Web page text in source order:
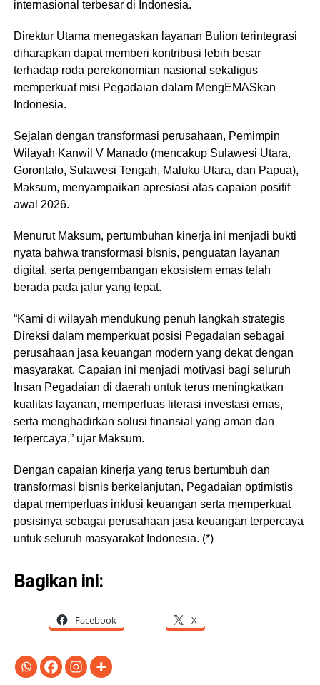
internasional terbesar di Indonesia.
Direktur Utama menegaskan layanan Bulion terintegrasi
diharapkan dapat memberi kontribusi lebih besar
terhadap roda perekonomian nasional sekaligus
memperkuat misi Pegadaian dalam MengEMASkan
Indonesia.
Sejalan dengan transformasi perusahaan, Pemimpin
Wilayah Kanwil V Manado (mencakup Sulawesi Utara,
Gorontalo, Sulawesi Tengah, Maluku Utara, dan Papua),
Maksum, menyampaikan apresiasi atas capaian positif
awal 2026.
Menurut Maksum, pertumbuhan kinerja ini menjadi bukti
nyata bahwa transformasi bisnis, penguatan layanan
digital, serta pengembangan ekosistem emas telah
berada pada jalur yang tepat.
“Kami di wilayah mendukung penuh langkah strategis
Direksi dalam memperkuat posisi Pegadaian sebagai
perusahaan jasa keuangan modern yang dekat dengan
masyarakat. Capaian ini menjadi motivasi bagi seluruh
Insan Pegadaian di daerah untuk terus meningkatkan
kualitas layanan, memperluas literasi investasi emas,
serta menghadirkan solusi finansial yang aman dan
terpercaya,” ujar Maksum.
Dengan capaian kinerja yang terus bertumbuh dan
transformasi bisnis berkelanjutan, Pegadaian optimistis
dapat memperluas inklusi keuangan serta memperkuat
posisinya sebagai perusahaan jasa keuangan terpercaya
untuk seluruh masyarakat Indonesia. (*)
Bagikan ini:
Facebook X